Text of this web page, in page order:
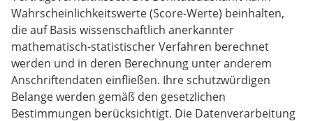
Wahrscheinlichkeitswerte (Score-Werte) beinhalten,
die auf Basis wissenschaftlich anerkannter
mathematisch-statistischer Verfahren berechnet
werden und in deren Berechnung unter anderem
Anschriftendaten einfließen. Ihre schutzwürdigen
Belange werden gemäß den gesetzlichen
Bestimmungen berücksichtigt. Die Datenverarbeitung